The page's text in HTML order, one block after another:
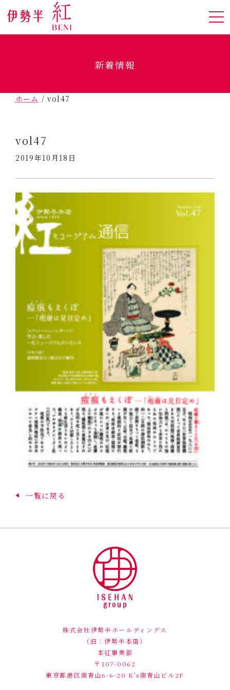
新着情報
ホーム /vol47
vol47
2019年10月18日
一覧に戻る
株式会社伊勢半ホールディングス
（旧：伊勢半本店）
本紅事業部
〒107-0062
東京都港区南青山6-6-20 K's南青山ビル2F